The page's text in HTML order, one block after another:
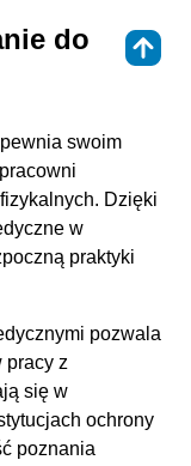
do
swoim
Dzięki
w
praktyki
pozwala
pracy z
się w
ochrony
poznania